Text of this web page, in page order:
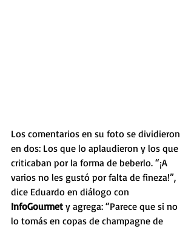
Los comentarios en su foto se dividieron
en dos: Los que lo aplaudieron y los que
criticaban por la forma de beberlo. “¡A
varios no les gustó por falta de fineza!”,
dice Eduardo en diálogo con
InfoGourmet y agrega: “Parece que si no
lo tomás en copas de champagne de